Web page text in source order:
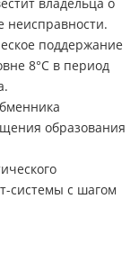
неисправности.
поддержание
8°C в период
образования
системы с шагом